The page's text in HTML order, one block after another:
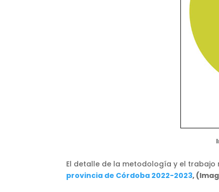
El detalle de la metodología y el trabajo
provincia de Córdoba 2022-2023,